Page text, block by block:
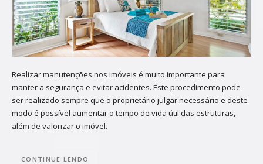
Realizar manutenções nos imóveis é muito importante para
manter a segurança e evitar acidentes. Este procedimento pode
ser realizado sempre que o proprietário julgar necessário e deste
modo é possível aumentar o tempo de vida útil das estruturas,
além de valorizar o imóvel.
CONTINUE LENDO